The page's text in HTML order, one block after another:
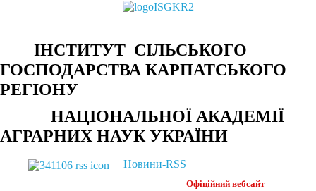
ІНСТИТУТ СІЛЬСЬКОГО
ГОСПОДАРСТВА КАРПАТСЬКОГО
РЕГІОНУ
НАЦІОНАЛЬНОЇ АКАДЕМІЇ
АГРАРНИХ НАУК УКРАЇНИ
Новини-RSS
Офіційний вебсайт